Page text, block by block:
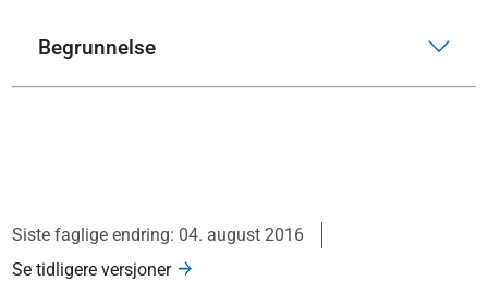
Begrunnelse
Siste faglige endring: 04. august 2016
Se tidligere versjoner